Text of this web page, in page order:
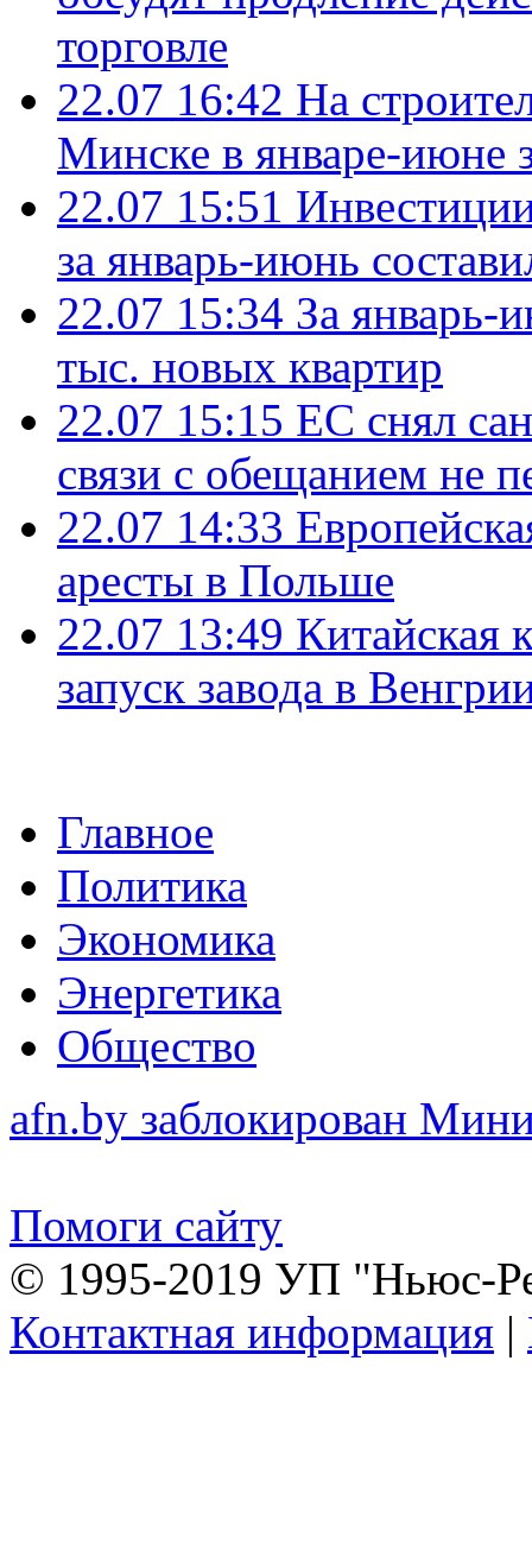
торговле
22.07 16:42 На
Минске в январе-июне
22.07 15:51
за январь-июнь
22.07 15:34 За январь-
тыс. новых квартир
22.07 15:15 ЕС снял
связи с обещанием не
22.07 14:33
аресты в Польше
22.07 13:49 Китайская
запуск завода в
Главное
Политика
Экономика
Энергетика
Общество
afn.by заблокирован
Помоги сайту
© 1995-2019 УП "Ньюс-
Контактная информация |